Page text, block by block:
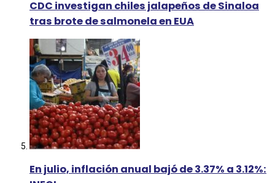
CDC investigan chiles jalapeños de Sinaloa
tras brote de salmonela en EUA
En julio, inflación anual bajó de 3.37% a 3.12%: